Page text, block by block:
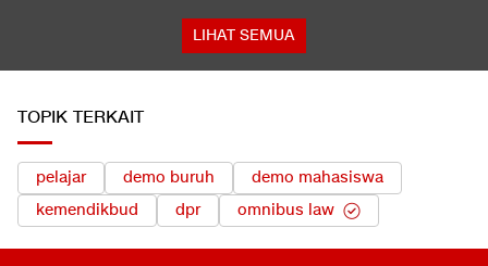
LIHAT SEMUA
TOPIK TERKAIT
pelajar demo buruh
demo mahasiswa
kemendikbud
dpr omnibus law